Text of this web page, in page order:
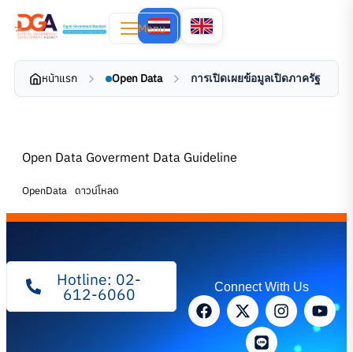
Menu
หน้าแรก Open Data การเปิดเผยข้อมูลเปิดภาครัฐ
Open Data Goverment Data Guideline
OpenData ดาวน์โหลด
Hotline: 02-
612-6060 Connect With Us